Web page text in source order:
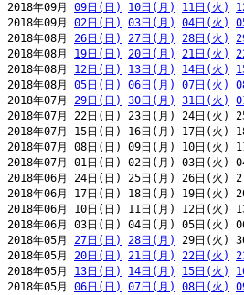
2018年09月 09日(日) 10日(月) 11日(火)
2018年09月 02日(日) 03日(月) 04日(火)
2018年08月 26日(日) 27日(月) 28日(火)
2018年08月 19日(日) 20日(月) 21日(火)
2018年08月 12日(日) 13日(月) 14日(火)
2018年08月 05日(日) 06日(月) 07日(火)
2018年07月 29日(日) 30日(月) 31日(火)
2018年07月 22日(日) 23日(月) 24日(火)
2018年07月 15日(日) 16日(月) 17日(火
2018年07月 08日(日) 09日(月) 10日(火
2018年07月 01日(日) 02日(月) 03日(火
2018年06月 24日(日) 25日(月) 26日(火
2018年06月 17日(日) 18日(月) 19日(火
2018年06月 10日(日) 11日(月) 12日(火
2018年06月 03日(日) 04日(月) 05日(火
2018年05月 27日(日) 28日(月)
29日(火)
2018年05月 20日(日) 21日(月) 22日(火)
2018年05月 13日(日) 14日(月) 15日(火)
2018年05月 06日(日) 07日(月) 08日(火)